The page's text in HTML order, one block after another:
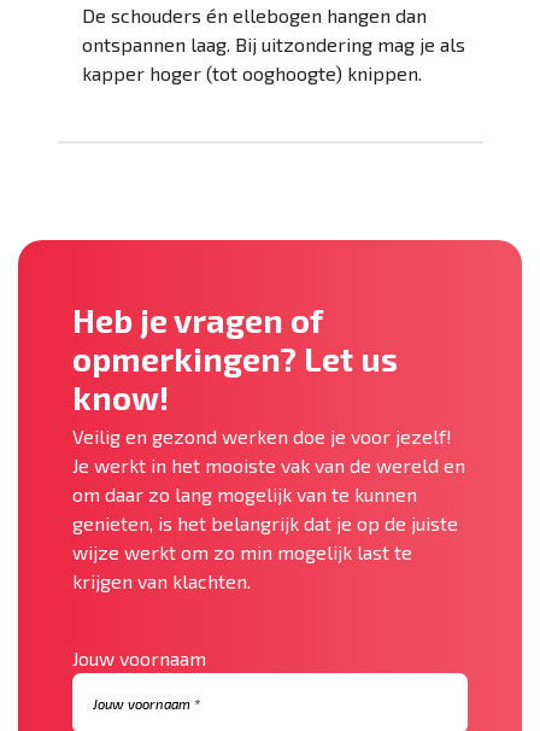
De schouders én ellebogen hangen dan
ontspannen laag. Bij uitzondering mag je als
kapper hoger (tot ooghoogte) knippen.
Heb je vragen of
opmerkingen? Let us
know!
Veilig en gezond werken doe je voor jezelf!
Je werkt in het mooiste vak van de wereld en
om daar zo lang mogelijk van te kunnen
genieten, is het belangrijk dat je op de juiste
wijze werkt om zo min mogelijk last te
krijgen van klachten.
Jouw voornaam